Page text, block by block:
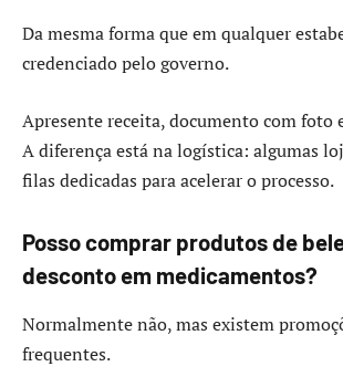
Da mesma forma que em qualquer
credenciado pelo governo.
Apresente receita, documento com foto
A diferença está na logística: algumas
filas dedicadas para acelerar o processo.
Posso comprar produtos de
desconto em medicamentos?
Normalmente não, mas existem
frequentes.